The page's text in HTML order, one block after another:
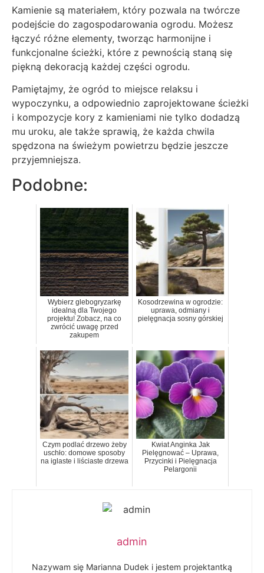
Kamienie są materiałem, który pozwala na twórcze
podejście do zagospodarowania ogrodu. Możesz
łączyć różne elementy, tworząc harmonijne i
funkcjonalne ścieżki, które z pewnością staną się
piękną dekoracją każdej części ogrodu.
Pamiętajmy, że ogród to miejsce relaksu i
wypoczynku, a odpowiednio zaprojektowane ścieżki
i kompozycje kory z kamieniami nie tylko dodadzą
mu uroku, ale także sprawią, że każda chwila
spędzona na świeżym powietrzu będzie jeszcze
przyjemniejsza.
Podobne:
Wybierz glebogryzarkę
idealną dla Twojego
projektu! Zobacz, na co
zwrócić uwagę przed
zakupem
Kosodrzewina w ogrodzie:
uprawa, odmiany i
pielęgnacja sosny górskiej
Czym podlać drzewo żeby
uschło: domowe sposoby
na iglaste i liściaste drzewa
Kwiat Anginka Jak
Pielęgnować – Uprawa,
Przycinki i Pielęgnacja
Pelargonii
admin
Nazywam się Marianna Dudek i jestem projektantką